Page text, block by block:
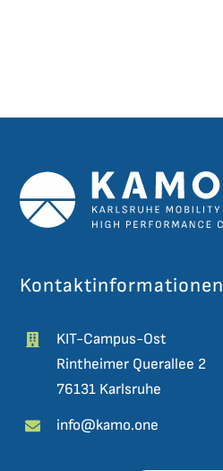
Kontaktinformationen
KIT-Campus-Ost
Rintheimer Querallee 2
76131 Karlsruhe
info@kamo.one